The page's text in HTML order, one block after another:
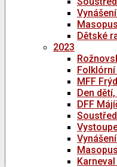
Dětské
2023
MFF
Den
DFF